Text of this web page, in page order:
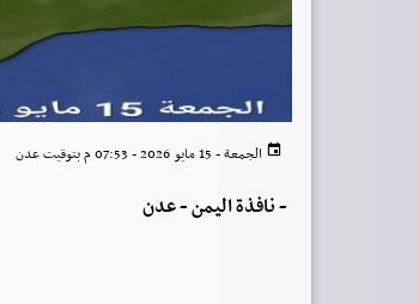
الجمعة - 15 مايو 2026 - 07:53 م بتوقيت عدن
-نافذة اليمن - عدن